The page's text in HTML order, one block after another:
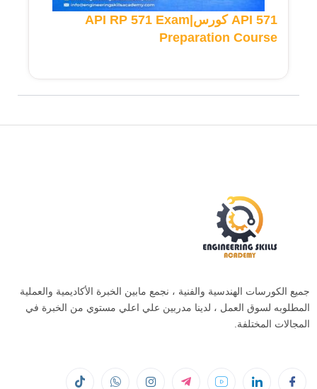
API 571 كورس|API RP 571 Exam
Preparation Course
جميع الكورسات الهندسية والفنية ، نجمع مابين الخبرة الأكاديمية والعملية
المطلوبه لسوق العمل ، لدينا مدربين علي اعلي مستوي من الخبرة في
المجالات المختلفة.